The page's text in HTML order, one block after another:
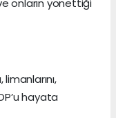
onların yönettiği
hayata